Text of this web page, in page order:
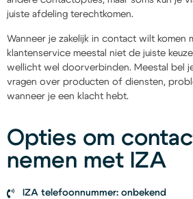
juiste afdeling terechtkomen.
Wanneer je zakelijk in contact wilt komen
klantenservice meestal niet de juiste
wellicht wel doorverbinden. Meestal bel
vragen over producten of diensten,
wanneer je een klacht hebt.
Opties om
nemen met IZA
IZA telefoonnummer: onbekend